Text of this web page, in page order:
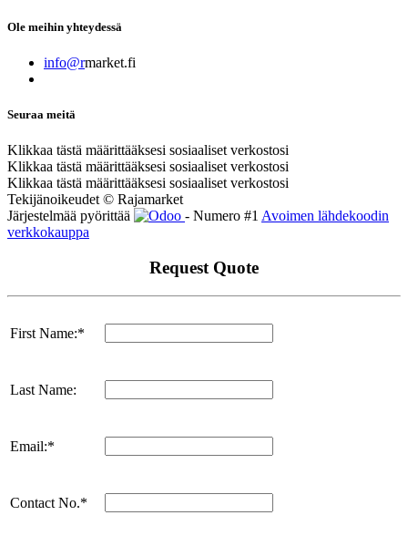
Ole meihin yhteydessä
info@rmarket.fi
Seuraa meitä
Klikkaa tästä määrittääksesi sosiaaliset verkostosi
Klikkaa tästä määrittääksesi sosiaaliset verkostosi
Klikkaa tästä määrittääksesi sosiaaliset verkostosi
Tekijänoikeudet © Rajamarket
Järjestelmää pyörittää
- Numero #1 Avoimen lähdekoodin
verkkokauppa
Request Quote
First Name:*
Last Name:
Email:*
Contact No.*